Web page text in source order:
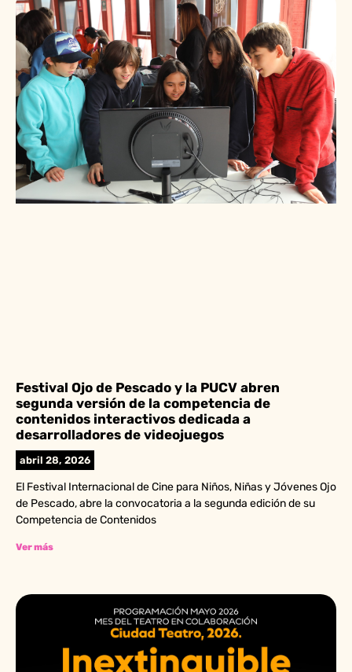
Festival Ojo de Pescado y la PUCV abren
segunda versión de la competencia de
contenidos interactivos dedicada a
desarrolladores de videojuegos
abril 28, 2026
El Festival Internacional de Cine para Niños, Niñas y Jóvenes Ojo
de Pescado, abre la convocatoria a la segunda edición de su
Competencia de Contenidos
Ver más